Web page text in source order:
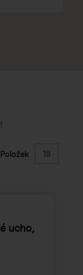
Položek 18
ucho,